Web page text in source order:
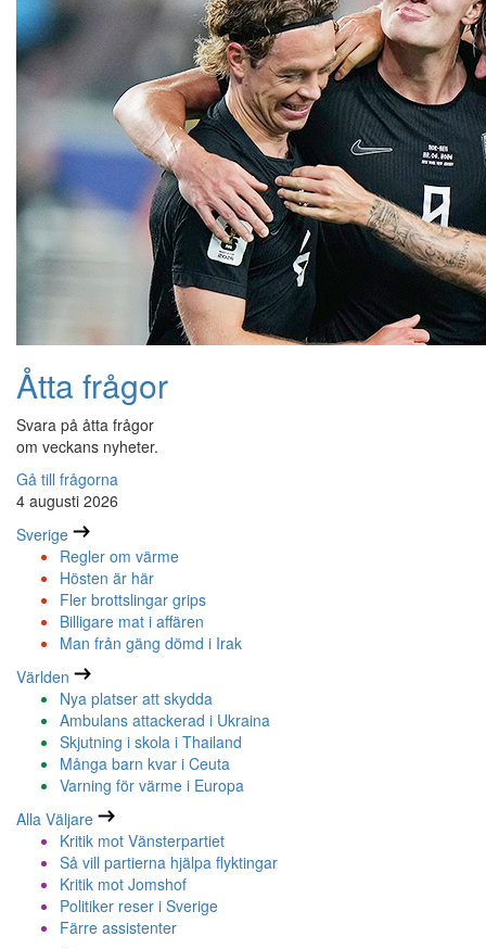
Åtta frågor
Svara på åtta frågor
om veckans nyheter.
Gå till frågorna
4 augusti 2026
Sverige
Regler om värme
Hösten är här
Fler brottslingar grips
Billigare mat i affären
Man från gäng dömd i Irak
Världen
Nya platser att skydda
Ambulans attackerad i Ukraina
Skjutning i skola i Thailand
Många barn kvar i Ceuta
Varning för värme i Europa
Alla Väljare
Kritik mot Vänsterpartiet
Så vill partierna hjälpa flyktingar
Kritik mot Jomshof
Politiker reser i Sverige
Färre assistenter